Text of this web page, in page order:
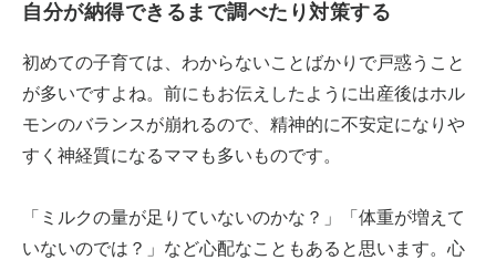
自分が納得できるまで調べたり対策する
初めての子育ては、わからないことばかりで戸惑うこと
が多いですよね。前にもお伝えしたように出産後はホル
モンのバランスが崩れるので、精神的に不安定になりや
すく神経質になるママも多いものです。
「ミルクの量が足りていないのかな？」「体重が増えて
いないのでは？」など心配なこともあると思います。心